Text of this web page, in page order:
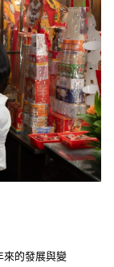
來的發展與變